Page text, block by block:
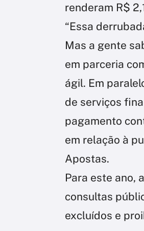
renderam R$
“Essa
Mas a gente
em parceria
ágil. Em
de serviços
pagamento
em relação à
Apostas.
Para este ano,
consultas
excluídos e